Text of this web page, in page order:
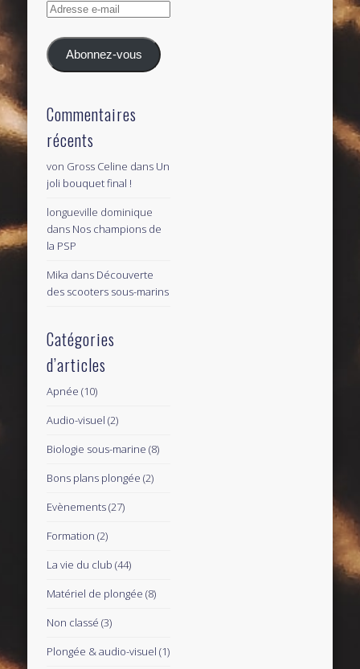
Adresse
mail
Abonnez-vous
Commentaires
récents
von Gross Celine dans Un
joli bouquet final !
longueville dominique
dans Nos champions de
la PSP
Mika dans Découverte
des scooters sous-marins
Catégories
d’articles
Apnée (10)
Audio-visuel (2)
Biologie sous-marine (8)
Bons plans plongée (2)
Evènements(27)
Formation (2)
La vie du club (44)
Matériel de plongée (8)
Non classé (3)
Plongée & audio-visuel (1)